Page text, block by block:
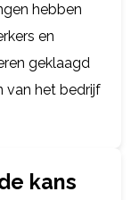
hebben
en
geklaagd
van het bedrijf
kans